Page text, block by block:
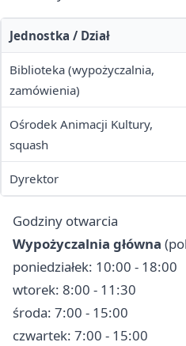
Jednostka / Dział
Biblioteka (wypożyczalnia,
zamówienia)
Ośrodek Animacji Kultury,
squash
Dyrektor
Godziny otwarcia
Wypożyczalnia główna
poniedziałek: 10:00 - 18:00
wtorek: 8:00 - 11:30
środa: 7:00 - 15:00
czwartek: 7:00 - 15:00